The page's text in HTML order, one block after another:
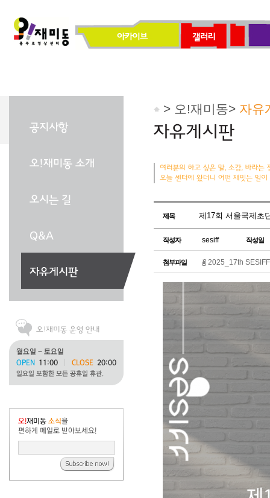
> 오!재미동> 자유
제목 제17회 서울국제초
작성자 sesiff 작성일
첨부파일 2025_17th SESIFF